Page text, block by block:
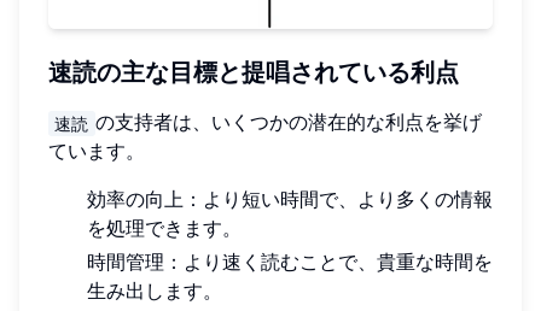
速読の主な目標と提唱されている利点
速読 の支持者は、いくつかの潜在的な利点を挙げ
ています。
効率の向上：より短い時間で、より多くの情報
を処理できます。
時間管理：より速く読むことで、貴重な時間を
生み出します。